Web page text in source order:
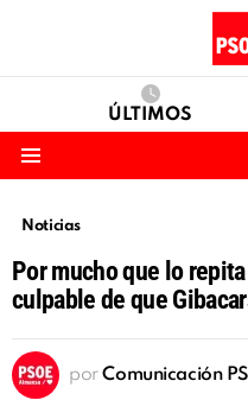
ÚLTIMOS
Noticias
Por mucho que lo
culpable de que
por Comunicación